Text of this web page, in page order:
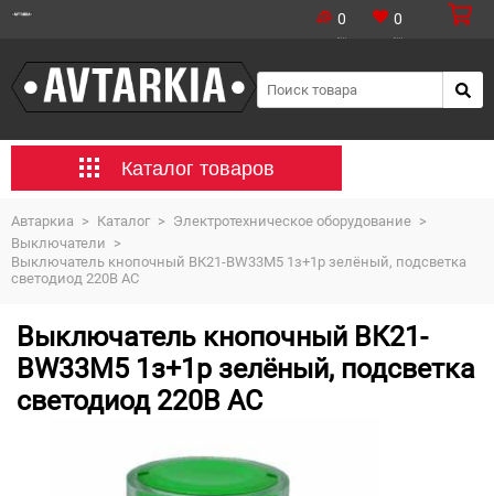
0 0
Каталог товаров
Автаркиа > Каталог > Электротехническое оборудование >
Выключатели >
Выключатель кнопочный ВК21-ВW33M5 1з+1р зелёный, подсветка
светодиод 220В АС
Выключатель кнопочный ВК21-
ВW33M5 1з+1р зелёный, подсветка
светодиод 220В АС